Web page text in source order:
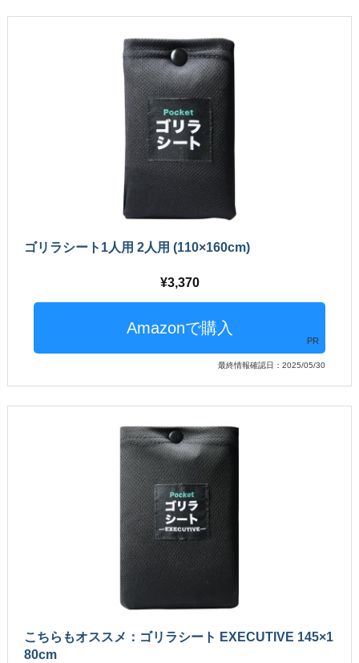
ゴリラシート1人用 2人用 (110×160cm)
3,370
PR
最終情報確認日：2025/05/30
こちらもオススメ：ゴリラシート EXECUTIVE 145×1
80cm